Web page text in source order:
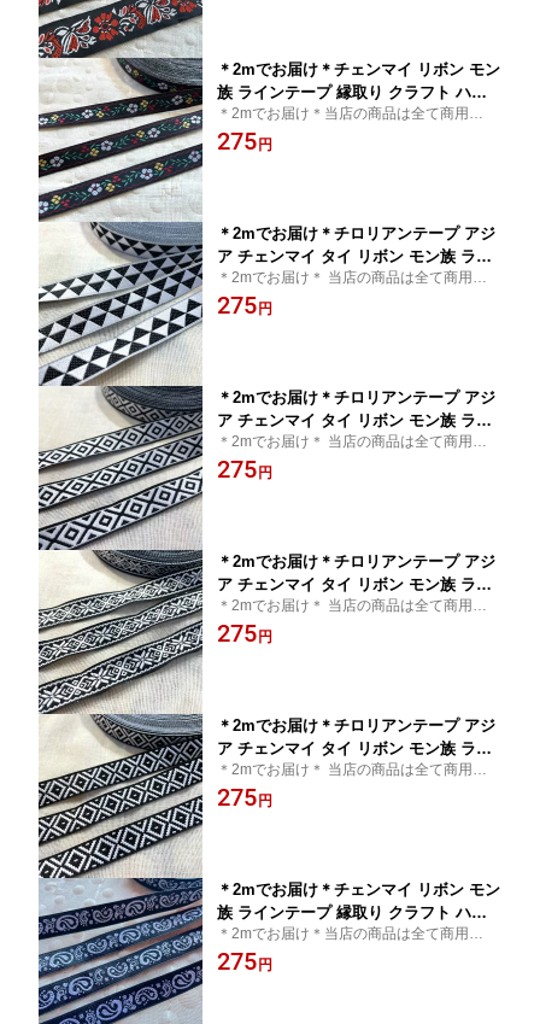
＊2mでお届け＊チェンマイ リボン モン
族 ラインテープ 縁取り クラフト ハン
ドメイド チロリアンテープ 花 ゾウ 10
mm 15mm エスニック ヒッピー 手芸
＊2mでお届け＊当店の商品は全て商用可能
です＊チロリアンテープ タイ買付 チェンマ
イ タイ リボン モン族 アジアン雑貨 エスニ
275円
＊2mでお届け＊チロリアンテープ アジ
ア チェンマイ タイ リボン モン族 ライ
ンテープ 縁取り 手作り 細め クラフト
ハンドメイド 花 10mm 15mm アジアン
＊2mでお届け＊ 当店の商品は全て商用可能
です＊チロリアンテープ タイ買付 チェンマ
イ タイ リボン モン族 アジアン雑貨 エスニ
275円
＊2mでお届け＊チロリアンテープ アジ
ア チェンマイ タイ リボン モン族 ライ
ンテープ 縁取り 手作り 細め クラフト
ハンドメイド 花 10mm 15mm アジアン
＊2mでお届け＊ 当店の商品は全て商用可能
です＊チロリアンテープ タイ買付 チェンマ
イ タイ リボン モン族 アジアン雑貨 エスニ
275円
＊2mでお届け＊チロリアンテープ アジ
ア チェンマイ タイ リボン モン族 ライ
ンテープ 縁取り 手作り 細め クラフト
ハンドメイド 花 10mm 15mm アジアン
＊2mでお届け＊ 当店の商品は全て商用可能
です＊チロリアンテープ タイ買付 チェンマ
イ タイ リボン モン族 アジアン雑貨 エスニ
275円
＊2mでお届け＊チロリアンテープ アジ
ア チェンマイ タイ リボン モン族 ライ
ンテープ 縁取り 手作り 細め クラフト
ハンドメイド 花 10mm 15mm アジアン
＊2mでお届け＊ 当店の商品は全て商用可能
です＊チロリアンテープ タイ買付 チェンマ
イ タイ リボン モン族 アジアン雑貨 エスニ
275円
＊2mでお届け＊チェンマイ リボン モン
族 ラインテープ 縁取り クラフト ハン
ドメイド チロリアンテープ 花 ゾウ 10
mm 15mm エスニック ヒッピー 手芸
＊2mでお届け＊当店の商品は全て商用可能
です＊チロリアンテープ タイ買付 チェンマ
イ タイ リボン モン族 アジアン雑貨 エスニ
275円